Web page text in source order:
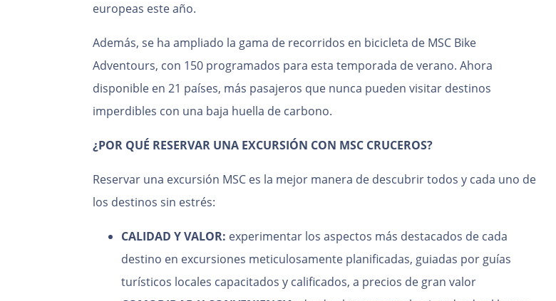
europeas este año.
Además, se ha ampliado la gama de recorridos en bicicleta de MSC Bike
Adventours, con 150 programados para esta temporada de verano. Ahora
disponible en 21 países, más pasajeros que nunca pueden visitar destinos
imperdibles con una baja huella de carbono.
¿POR QUÉ RESERVAR UNA EXCURSIÓN CON MSC CRUCEROS?
Reservar una excursión MSC es la mejor manera de descubrir todos y cada uno de
los destinos sin estrés:
CALIDAD Y VALOR: experimentar los aspectos más destacados de cada
destino en excursiones meticulosamente planificadas, guiadas por guías
turísticos locales capacitados y calificados, a precios de gran valor